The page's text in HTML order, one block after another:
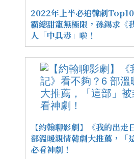
2022年上半必追韓劇Top10
霸總甜寵無極限，孫錫求《
人「中具毒」啦！
【約翰聊影劇】《我的出
部溫暖親情韓劇大推薦，「
必看神劇！